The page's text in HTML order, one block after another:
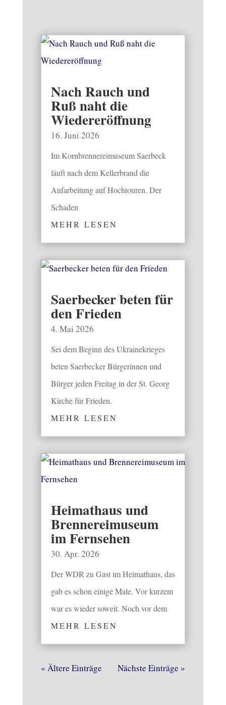
Nach Rauch und
Ruß naht die
Wiedereröffnung
16. Juni 2026
Im Kornbrennereimuseum Saerbeck
läuft nach dem Kellerbrand die
Aufarbeitung auf Hochtouren. Der
Schaden
MEHR LESEN
Saerbecker beten für
den Frieden
4. Mai 2026
Sei dem Beginn des Ukrainekrieges
beten Saerbecker Bürgerinnen und
Bürger jeden Freitag in der St. Georg
Kirche für Frieden.
MEHR LESEN
Heimathaus und
Brennereimuseum
im Fernsehen
30. Apr. 2026
Der WDR zu Gast im Heimathaus, das
gab es schon einige Male. Vor kurzem
war es wieder soweit. Noch vor dem
MEHR LESEN
« Ältere Einträge Nächste Einträge »